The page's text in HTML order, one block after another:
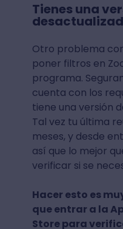
Tienes una
Otro problema
poner filtros en
programa.
cuenta con los
tiene una versión
Tal vez tu última
meses, y desde
así que lo mejor
verificar si se
Hacer esto es
que entrar a la
Store para